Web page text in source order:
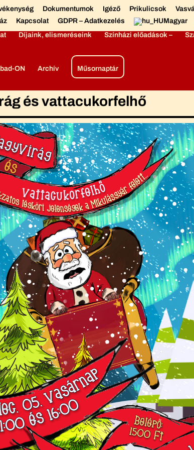
Dokumentumok Igéző Prikulicsok
Kapcsolat GDPR – Adatkezelés Magyar
Díjaink, elismeréseink Színházi előadások –
ON Archív Műsornaptár
és vattacukorfelhő